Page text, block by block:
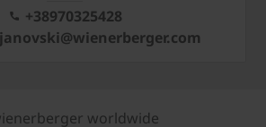
+38970325428
worldwide